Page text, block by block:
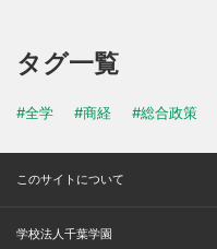
タグ一覧
#全学 #商経 #総合政策
このサイトについて
学校法人千葉学園